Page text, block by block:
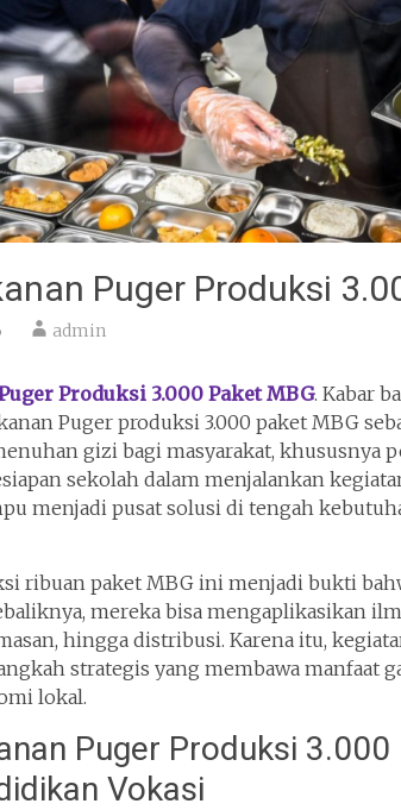
Puger Produksi
admin
Produksi 3.000 Paket MBG. Kabar
Puger produksi 3.000 paket MBG
gizi bagi masyarakat, khususnya
sekolah dalam menjalankan
menjadi pusat solusi di tengah
ribuan paket MBG ini menjadi bukti
mereka bisa mengaplikasikan
hingga distribusi. Karena itu,
strategis yang membawa manfaat
lokal.
Puger Produksi
Vokasi